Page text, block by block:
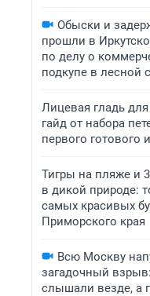
Обыски и
прошли в
по делу о
подкупе в лесной
Лицевая гладь
гайд от набора
первого готового
Тигры на пляже и
в дикой природе:
самых красивых
Приморского края
Всю Москву
загадочный
слышали везде, а